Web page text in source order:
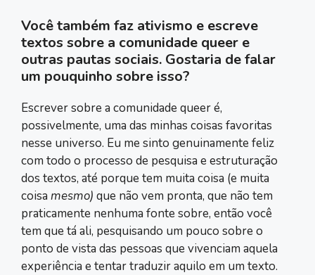
Você também faz ativismo e escreve
textos sobre a comunidade queer e
outras pautas sociais. Gostaria de falar
um pouquinho sobre isso?
Escrever sobre a comunidade queer é,
possivelmente, uma das minhas coisas favoritas
nesse universo. Eu me sinto genuinamente feliz
com todo o processo de pesquisa e estruturação
dos textos, até porque tem muita coisa (e muita
coisa mesmo) que não vem pronta, que não tem
praticamente nenhuma fonte sobre, então você
tem que tá ali, pesquisando um pouco sobre o
ponto de vista das pessoas que vivenciam aquela
experiência e tentar traduzir aquilo em um texto.